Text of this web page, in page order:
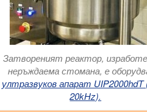
Затвореният реактор,
неръждаема стомана, е
ултразвуков апарат UIP2000hdT
20kHz).